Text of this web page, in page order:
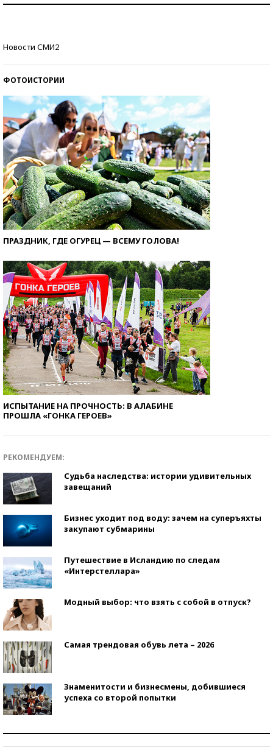
Новости СМИ2
ФОТОИСТОРИИ
ПРАЗДНИК, ГДЕ ОГУРЕЦ — ВСЕМУ ГОЛОВА!
ИСПЫТАНИЕ НА ПРОЧНОСТЬ: В АЛАБИНЕ
ПРОШЛА «ГОНКА ГЕРОЕВ»
РЕКОМЕНДУЕМ:
Судьба наследства: истории удивительных
завещаний
Бизнес уходит под воду: зачем на суперъяхты
закупают субмарины
Путешествие в Исландию по следам
«Интерстеллара»
Модный выбор: что взять с собой в отпуск?
Самая трендовая обувь лета – 2026
Знаменитости и бизнесмены, добившиеся
успеха со второй попытки